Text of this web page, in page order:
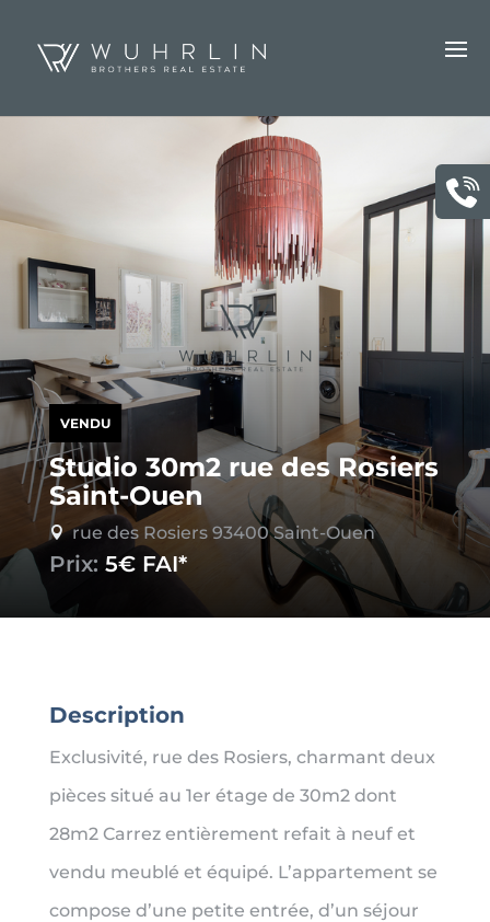
VENDU
Studio 30m2 rue des Rosiers
Saint-Ouen
 rue des Rosiers 93400 Saint-Ouen
Prix: 5€
Description
Exclusivité, rue des Rosiers, charmant deux
pièces situé au 1er étage de 30m2 dont
28m2 Carrez entièrement refait à neuf et
vendu meublé et équipé. L’appartement se
compose d’une petite entrée, d’un séjour